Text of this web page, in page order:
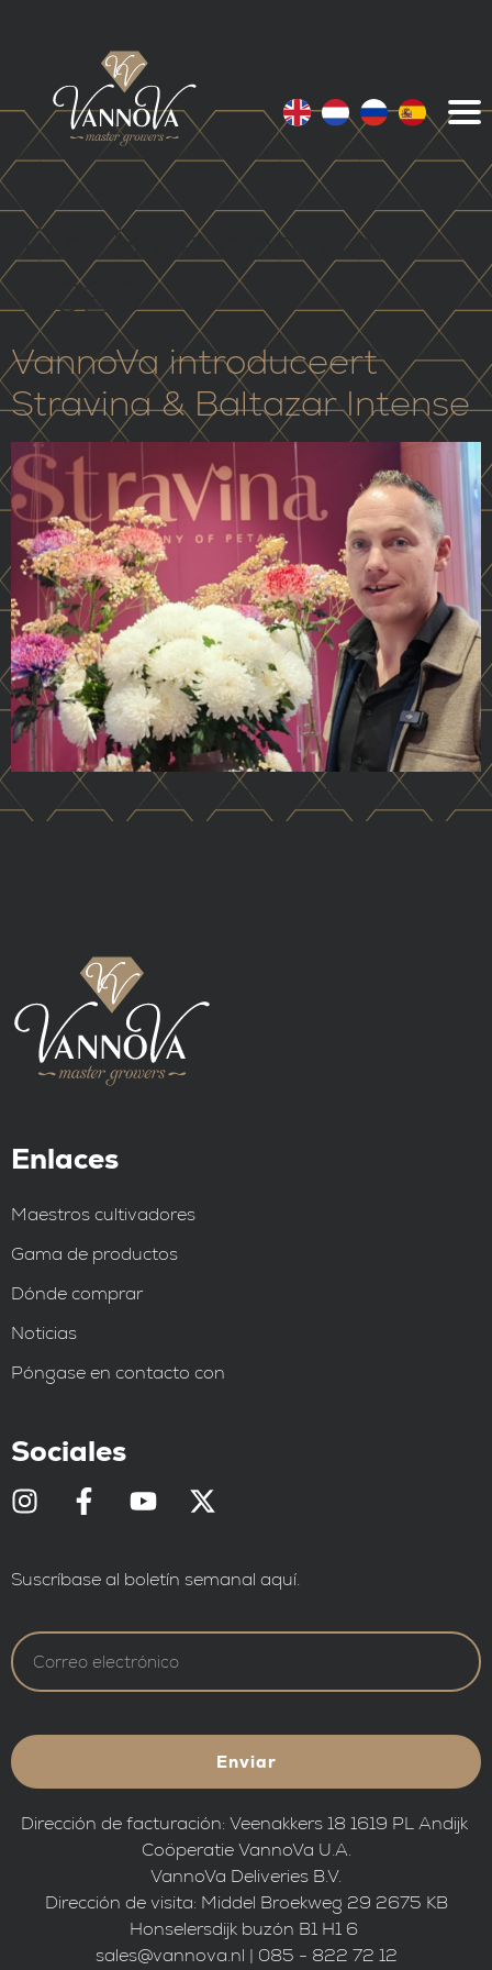
Día:3 de abril de
2026
VannoVa introduceert
Stravina & Baltazar Intense
VannoVa introduceert Stravina en Baltazar Intense.
Enlaces
Maestros cultivadores
Gama de productos
Dónde comprar
Noticias
Póngase en contacto con
Sociales
Suscríbase al boletín semanal aquí.
Enviar
Dirección de facturación: Veenakkers 18 1619 PL Andijk
Coöperatie VannoVa U.A.
VannoVa Deliveries B.V.
Dirección de visita: Middel Broekweg 29 2675 KB
Honselersdijk buzón B1 H1 6
sales@vannova.nl | 085 - 822 72 12